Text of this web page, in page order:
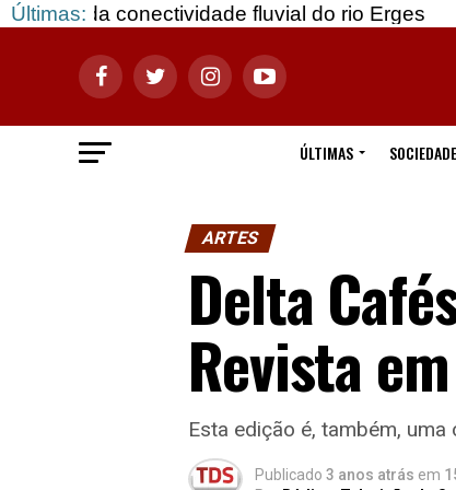
Últimas: fluvial do rio Erges Opinião:
ÚLTIMAS
SOCIEDADE
ARTES
Delta
Revista
Esta edição é, também,
Publicado 3 anos atrás em